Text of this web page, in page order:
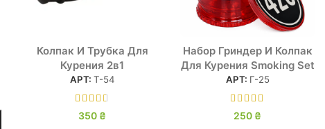
Колпак И Трубка Для
Курения 2в1
АРТ: Т-54
350 ₴
Набор Гриндер И Колпак
Для Курения Smoking Set
АРТ: Г-25
250 ₴